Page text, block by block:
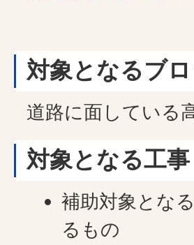
対象となるブ
道路に面している
対象となる工事
補助対象とな
るもの